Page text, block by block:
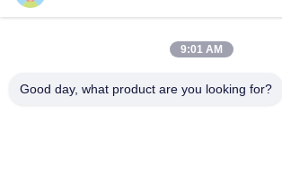
9:01 AM
Good day, what product are you looking for?